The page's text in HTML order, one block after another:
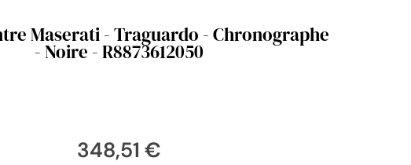
Maserati - Traguardo - Chronographe
- Noire - R8873612050
348,51 €